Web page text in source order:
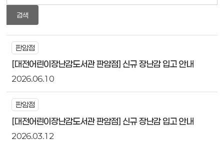
검색
판암점
[대전어린이장난감도서관 판암점] 신규 장난감 입고 안내
2026.06.10
판암점
[대전어린이장난감도서관 판암점] 신규 장난감 입고 안내
2026.03.12